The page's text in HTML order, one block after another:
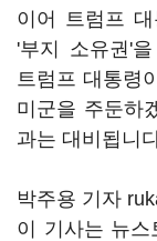
이어 트럼프
'부지 소유권'
트럼프 대통령
미군을 주둔하
과는 대비됩니
박주용 기자
이 기사는 뉴